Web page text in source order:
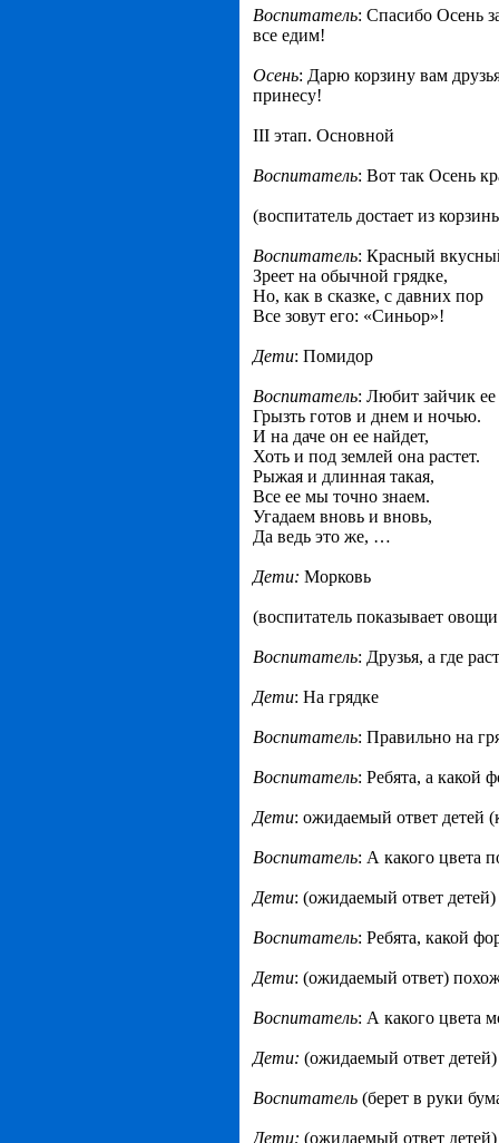
Воспитатель: Спасибо Осень
все едим!
Осень: Дарю корзину вам
принесу!
III этап. Основной
Воспитатель: Вот так Осень
(воспитатель достает из
Воспитатель: Красный
Зреет на обычной грядке,
Но, как в сказке, с давних пор
Все зовут его: «Синьор»!
Дети: Помидор
Воспитатель: Любит зайчик ее
Грызть готов и днем и ночью.
И на даче он ее найдет,
Хоть и под землей она растет.
Рыжая и длинная такая,
Все ее мы точно знаем.
Угадаем вновь и вновь,
Да ведь это же, …
Дети: Морковь
(воспитатель показывает
Воспитатель: Друзья, а где
Дети: На грядке
Воспитатель: Правильно на
Воспитатель: Ребята, а какой
Дети: ожидаемый ответ детей
Воспитатель: А какого цвета
Дети: (ожидаемый ответ
Воспитатель: Ребята, какой
Дети: (ожидаемый ответ)
Воспитатель: А какого цвета
Дети: (ожидаемый ответ
Воспитатель (берет в руки
Дети: (ожидаемый ответ